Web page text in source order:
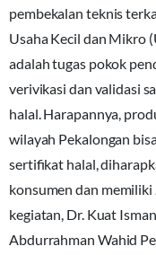
pembekalan teknis
Usaha Kecil dan Mikro
adalah tugas pokok
verivikasi dan validasi
halal. Harapannya,
wilayah Pekalongan
sertifikat halal,
konsumen dan memiliki
kegiatan, Dr. Kuat
Abdurrahman Wahid